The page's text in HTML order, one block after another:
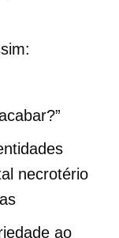
necrotério
ao